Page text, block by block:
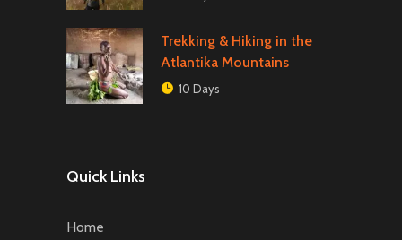
Trekking & Hiking in the
Atlantika Mountains
10 Days
Quick Links
Home